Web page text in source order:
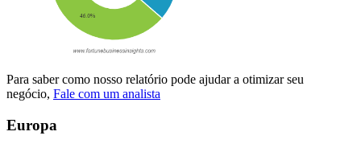
Para saber como nosso relatório pode ajudar a otimizar seu
negócio, Fale com um analista
Europa